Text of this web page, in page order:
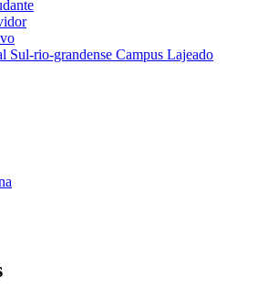
Sul-rio-grandense Campus Lajeado